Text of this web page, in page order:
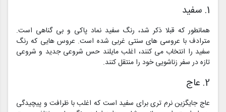
1. سفید
همانطور که قبلا ذکر شد، رنگ سفید نماد پاکی و بی گناهی است.
مترادف با عروسی های سنتی غربی شده است. عروس هایی که رنگ
سفید را انتخاب می کنند، اغلب مایلند حس شروعی جدید و شروعی
تازه در سفر زناشویی خود را منتقل کنند.
2. عاج
عاج جایگزین نرم تری برای سفید است که اغلب با ظرافت و پیچیدگی